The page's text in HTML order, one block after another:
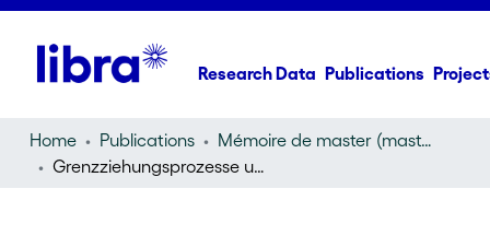
Research Data Publications
Home Publications
Mémoire de master (master thesis)
Grenzziehungsprozesse und Handlungsstrategien von Resettlement-Coaches